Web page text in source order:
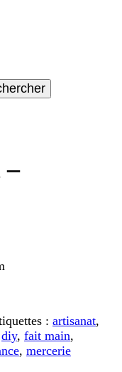
–
: artisanat,
diy, fait main,
, mercerie